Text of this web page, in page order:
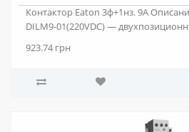
Контактор Eaton 3ф+1нз. 9А
DILM9-01(220VDC) —
923.74 грн